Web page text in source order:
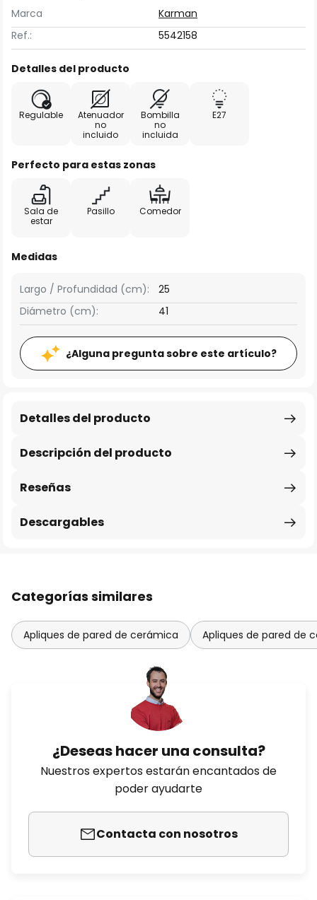
Marca
Karman
Ref.:
5542158
Detalles del producto
Regulable
Atenuador
no
incluido
Bombilla
no
incluida
E27
Perfecto para estas zonas
Sala de
estar
Pasillo Comedor
Medidas
Largo / Profundidad (cm):
25
Diámetro (cm):
41
¿Alguna pregunta sobre este artículo?
Descripción del producto
Detalles del producto
Reseñas
Descargables
Categorías similares
Apliques de pared de cerámica Apliques de pared de
¿Deseas hacer una consulta?
Nuestros expertos estarán encantados de
poder ayudarte
Contacta con nosotros